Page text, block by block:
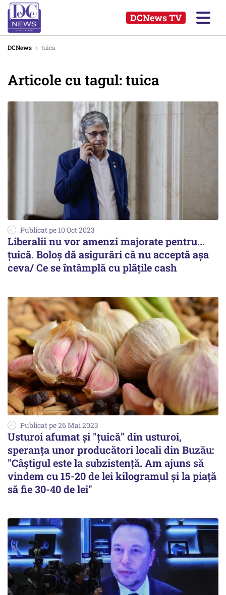
DCNews TV
DCNews › tuica
Articole cu tagul: tuica
Publicat pe 10 Oct 2023
Liberalii nu vor amenzi majorate pentru...
țuică. Boloș dă asigurări că nu acceptă așa
ceva/ Ce se întâmplă cu plățile cash
Publicat pe 26 Mai 2023
Usturoi afumat şi "ţuică" din usturoi,
speranța unor producători locali din Buzău:
"Câştigul este la subzistenţă. Am ajuns să
vindem cu 15-20 de lei kilogramul şi la piaţă
să fie 30-40 de lei"